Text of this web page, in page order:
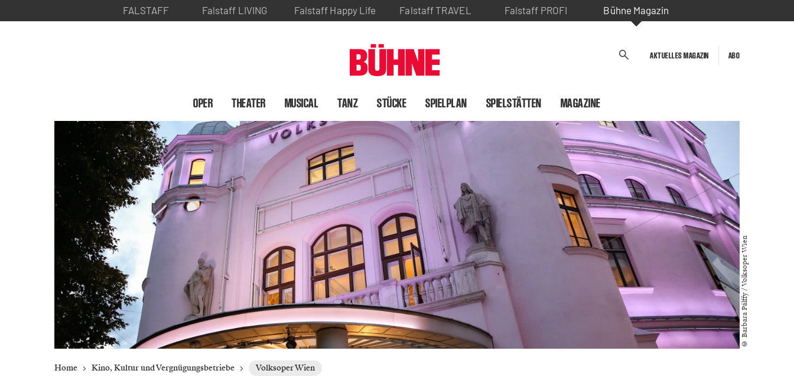
FALSTAFF Falstaff LIVING Falstaff Happy Life Falstaff TRAVEL Falstaff PROFI Bühne Magazin
AKTUELLES MAGAZIN ABO
OPER THEATER MUSICAL TANZ STÜCKE SPIELPLAN SPIELSTÄTTEN MAGAZINE
© Barbara Pálffy / Volksoper Wien
Home Kino, Kultur und Vergnügungsbetriebe Volksoper Wien